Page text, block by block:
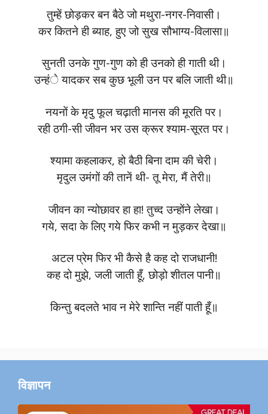
तुम्हें छोड़कर बन बैठे जो मथुरा-नगर-निवासी।
कर कितने ही ब्याह, हुए जो सुख सौभाग्य-विलासा॥
सुनती उनके गुण-गुण को ही उनको ही गाती थी।
उन्हंे यादकर सब कुछ भूली उन पर बलि जाती थी॥
नयनों के मृदु फूल चढ़ाती मानस की मूरति पर।
रही ठगी-सी जीवन भर उस क्रूर श्याम-सूरत पर।
श्यामा कहलाकर, हो बैठी बिना दाम की चेरी।
मृदुल उमंगों की तानें थी- तू मेरा, मैं तेरी॥
जीवन का न्योछावर हा हा! तुच्द उन्होंने लेखा।
गये, सदा के लिए गये फिर कभी न मुड़कर देखा॥
अटल प्रेम फिर भी कैसे है कह दो राजधानी!
कह दो मुझे, जली जाती हूँ, छोड़ो शीतल पानी॥
किन्तु बदलते भाव न मेरे शान्ति नहीं पाती हूँ॥
विज्ञापन